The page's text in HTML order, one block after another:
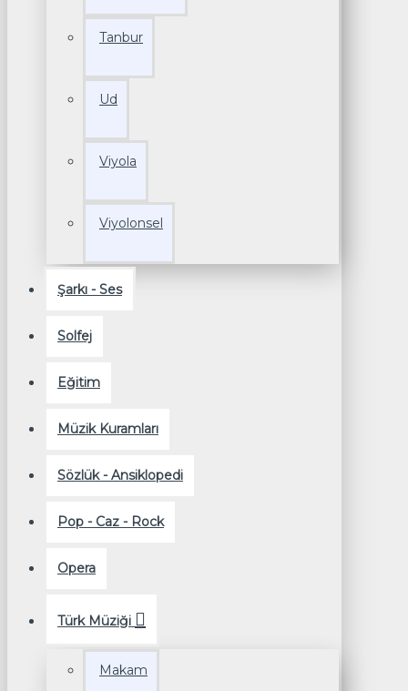
Tanbur
Ud
Viyola
Viyolonsel
Şarkı - Ses
Solfej
Eğitim
Müzik Kuramları
Sözlük - Ansiklopedi
Pop - Caz - Rock
Opera
Türk Müziği
Makam